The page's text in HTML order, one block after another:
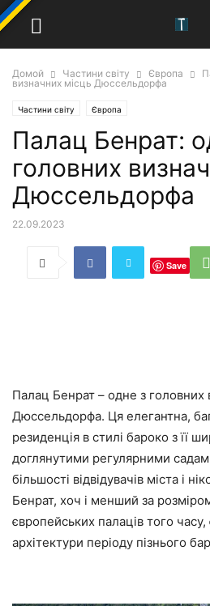
Домой Частини світу Європа
визначних місць Дюссельдорфа
Частини світу Європа
Палац Бенрат:
головних
Дюссельдорфа
22.09.2023
Save
Палац Бенрат – одне з головних
Дюссельдорфа. Ця елегантна,
резиденція в стилі бароко з її
доглянутими регулярними
більшості відвідувачів міста і
Бенрат, хоч і менший за
європейських палаців того
архітектури періоду пізнього